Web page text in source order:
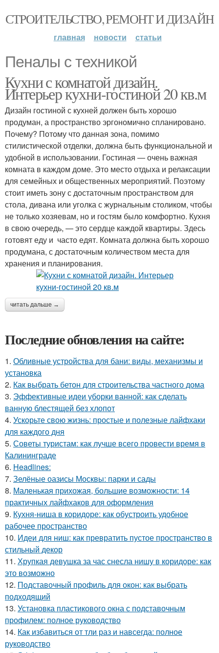
СТРОИТЕЛЬСТВО, РЕМОНТ И ДИЗАЙН
главная новости статьи
Пеналы с техникой
Кухни с комнатой дизайн.
Интерьер кухни-гостиной 20 кв.м
Дизайн гостиной с кухней должен быть хорошо
продуман, а пространство эргономично спланировано.
Почему? Потому что данная зона, помимо
стилистической отделки, должна быть функциональной и
удобной в использовании. Гостиная — очень важная
комната в каждом доме. Это место отдыха и релаксации
для семейных и общественных мероприятий. Поэтому
стоит иметь зону с достаточным пространством для
стола, дивана или уголка с журнальным столиком, чтобы
не только хозяевам, но и гостям было комфортно. Кухня
в свою очередь, — это сердце каждой квартиры. Здесь
готовят еду и часто едят. Комната должна быть хорошо
продумана, с достаточным количеством места для
хранения и планирования.
читать дальше →
Последние обновления на сайте:
1. Обливные устройства для бани: виды, механизмы и
установка
2. Как выбрать бетон для строительства частного дома
3. Эффективные идеи уборки ванной: как сделать
ванную блестящей без хлопот
4. Ускорьте свою жизнь: простые и полезные лайфхаки
для каждого дня
5. Советы туристам: как лучше всего провести время в
Калининграде
6. Headlines:
7. Зелёные оазисы Москвы: парки и сады
8. Маленькая прихожая, большие возможности: 14
практичных лайфхаков для оформления
9. Кухня-ниша в коридоре: как обустроить удобное
рабочее пространство
10. Идеи для ниш: как превратить пустое пространство в
стильный декор
11. Хрупкая девушка за час снесла нишу в коридоре: как
это возможно
12. Подставочный профиль для окон: как выбрать
подходящий
13. Установка пластикового окна с подставочным
профилем: полное руководство
14. Как избавиться от тли раз и навсегда: полное
руководство